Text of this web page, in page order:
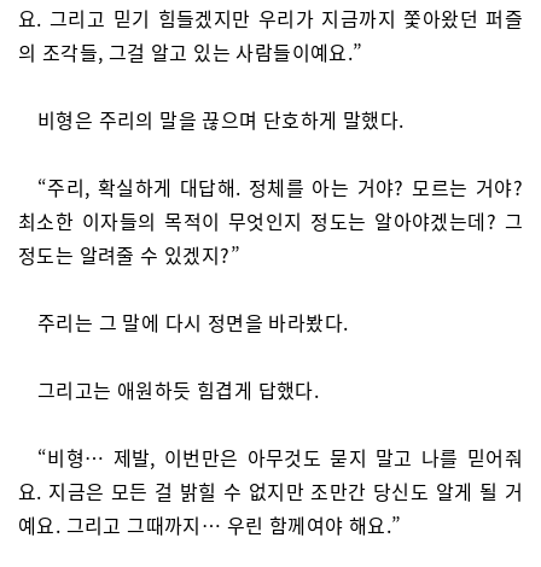
요. 그리고 믿기 힘들겠지만 우리가 지금까지 쫓아왔던 퍼즐
의 조각들, 그걸 알고 있는 사람들이예요.”
비형은 주리의 말을 끊으며 단호하게 말했다.
“주리, 확실하게 대답해. 정체를 아는 거야? 모르는 거야?
최소한 이자들의 목적이 무엇인지 정도는 알아야겠는데? 그
정도는 알려줄 수 있겠지?”
주리는 그 말에 다시 정면을 바라봤다.
그리고는 애원하듯 힘겹게 답했다.
“비형… 제발, 이번만은 아무것도 묻지 말고 나를 믿어줘
요. 지금은 모든 걸 밝힐 수 없지만 조만간 당신도 알게 될 거
예요. 그리고 그때까지… 우린 함께여야 해요.”